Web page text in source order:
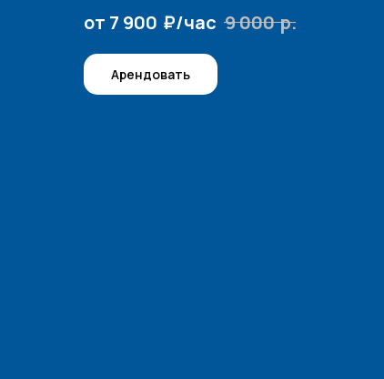
от 7 900 ₽/час 9 000 р.
Арендовать